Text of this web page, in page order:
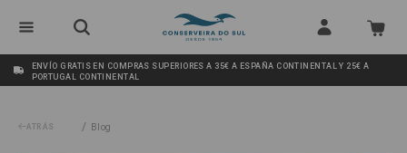
ENVÍO GRATIS EN COMPRAS SUPERIORES A 35€ A ESPAÑA CONTINENTAL Y 25€ A
PORTUGAL CONTINENTAL
ATRÁS / Blog